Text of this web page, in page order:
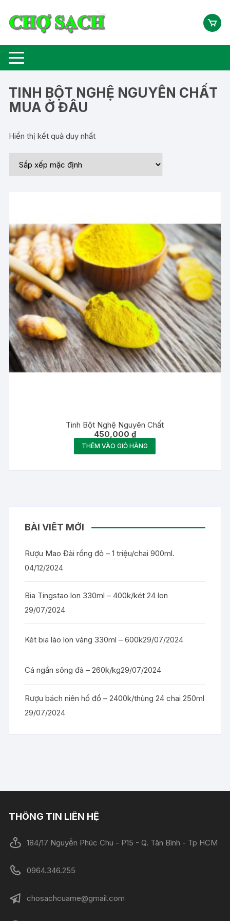
TINH BỘT NGHỆ NGUYÊN CHẤT
MUA Ở ĐÂU
Hiển thị kết quả duy nhất
Tinh Bột Nghệ Nguyên Chất
450,000 ₫
THÊM VÀO GIỎ HÀNG
BÀI VIẾT MỚI
Rượu Mao Đài rồng đỏ – 1 triệu/chai 900ml.
04/12/2024
Bia Tingstao lon 330ml – 400k/két 24 lon
29/07/2024
Két bia lào lon vàng 330ml – 600k29/07/2024
Cá ngần sông đà – 260k/kg29/07/2024
Rượu bách niên hồ đồ – 2400k/thùng 24 chai 250ml
29/07/2024
THÔNG TIN LIÊN HỆ
184/17 Nguyễn Phúc Chu - P15 - Q. Tân Bình - Tp HCM
0964.346.255
chosachcuame@gmail.com